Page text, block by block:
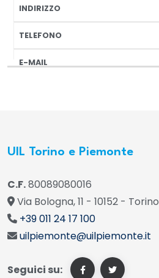
UIL Torino e Piemonte
C.F.80089080016
Via Bologna, 11 - 10152 - Torino
+39 011 24 17 100
uilpiemonte@uilpiemonte.it
Seguici su: